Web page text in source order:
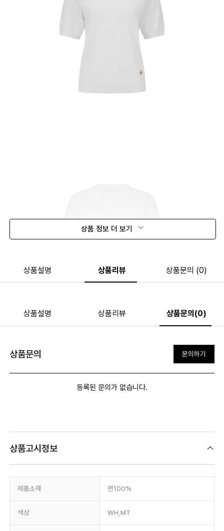
상품 정보 더 보기
상품설명 상품리뷰 상품문의 (0)
상품설명 상품리뷰 상품문의(0)
상품문의 문의하기
등록된 문의가 없습니다.
상품고시정보
제품소재 면100%
색상 WH,MT